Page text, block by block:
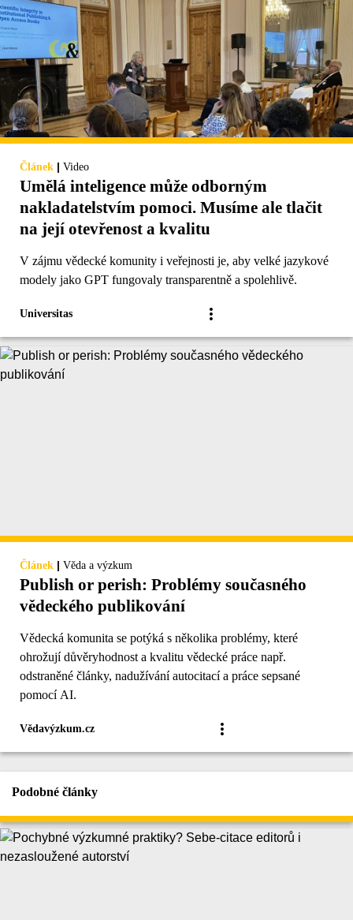
Článek | Video
Umělá inteligence může odborným
nakladatelstvím pomoci. Musíme ale tlačit
na její otevřenost a kvalitu
V zájmu vědecké komunity i veřejnosti je, aby velké jazykové
modely jako GPT fungovaly transparentně a spolehlivě.
Universitas
Článek | Věda a výzkum
Publish or perish: Problémy současného
vědeckého publikování
Vědecká komunita se potýká s několika problémy, které
ohrožují důvěryhodnost a kvalitu vědecké práce např.
odstraněné články, nadužívání autocitací a práce sepsané
pomocí AI.
Vědavýzkum.cz
Podobné články